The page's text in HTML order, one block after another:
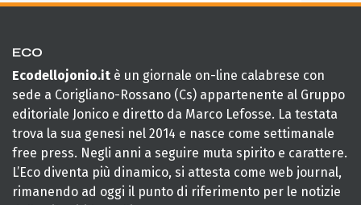
ECO
Ecodellojonio.it è un giornale on-line calabrese con
sede a Corigliano-Rossano (Cs) appartenente al Gruppo
editoriale Jonico e diretto da Marco Lefosse. La testata
trova la sua genesi nel 2014 e nasce come settimanale
free press. Negli anni a seguire muta spirito e carattere.
L’Eco diventa più dinamico, si attesta come web journal,
rimanendo ad oggi il punto di riferimento per le notizie